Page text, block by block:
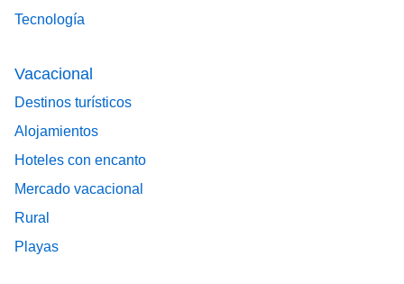
Tecnología
Vacacional
Destinos turísticos
Alojamientos
Hoteles con encanto
Mercado vacacional
Rural
Playas